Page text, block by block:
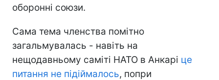
оборонні союзи.
Сама тема членства помітно
загальмувалась - навіть на
нещодавньому саміті НАТО в Анкарі це
питання не підіймалось, попри